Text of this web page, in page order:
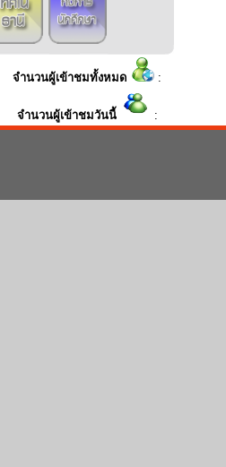
จำนวนผู้เข้าชมทั้งหมด :
จำนวนผู้เข้าชมวันนี้ :